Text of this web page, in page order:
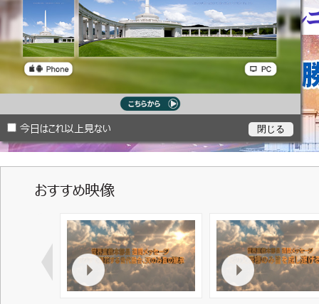
おすすめ映像
今日はこれ以上見ない 閉じる